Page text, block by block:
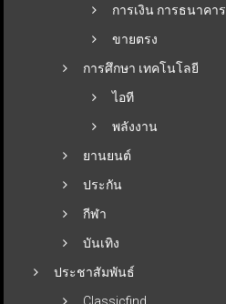
การเงิน การธนาคาร
ขายตรง
การศึกษา เทคโนโลยี
ไอที
พลังงาน
ยานยนต์
ประกัน
กีฬา
บันเทิง
ประชาสัมพันธ์
Classicfind